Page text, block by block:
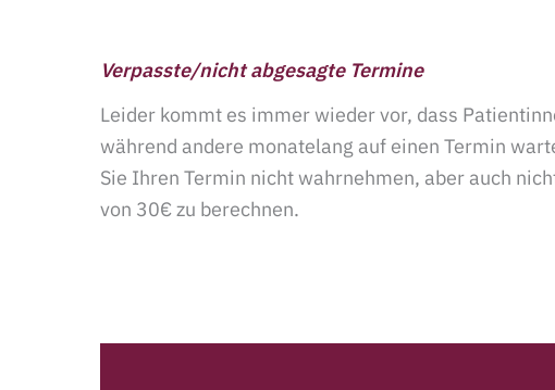
Verpasste/nicht abgesagte Termine
Leider kommt es immer wieder vor, dass
während andere monatelang auf einen Termin
Sie Ihren Termin nicht wahrnehmen, aber auch
von 30€ zu berechnen.